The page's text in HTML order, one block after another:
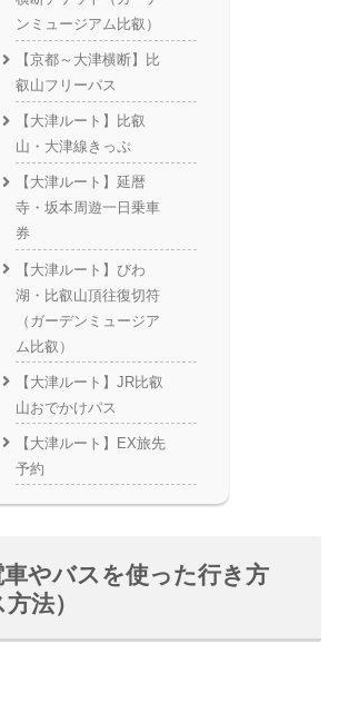
ンミュージアム比叡）
【京都～大津横断】比
叡山フリーパス
【大津ルート】比叡
山・大津線きっぷ
【大津ルート】延暦
寺・坂本周遊一日乗車
券
【大津ルート】びわ
湖・比叡山頂往復切符
（ガーデンミュージア
ム比叡）
【大津ルート】JR比叡
山おでかけパス
【大津ルート】EX旅先
予約
車やバスを使った行き方
法）